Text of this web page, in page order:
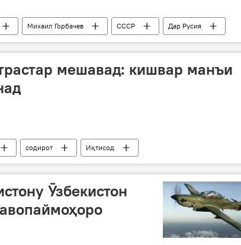
Михаил Горбачев СССР Дар Русия
мешавад: кишвар манъи
содирот Иқтисод
Ӯзбекистон